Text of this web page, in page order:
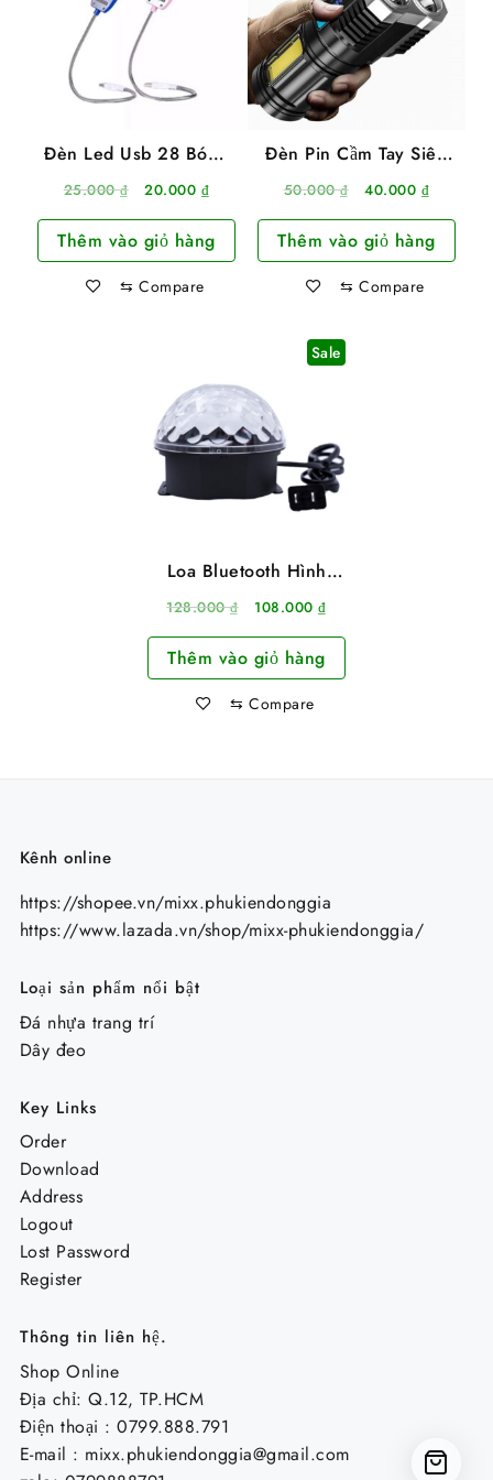
Đèn Led Usb 28 Bóng
Siêu Sáng
25.000₫
Giá
là:
25.000 ₫.
20.000 ₫Giá
tại
là:
Thêm vào giỏ hàng
⇆ Compare
Đèn Pin Cầm Tay Siêu
Sáng 4 Bóng Toma S03
50.000₫
Giá
là:
50.000 ₫.
40.000 ₫Giá
tại
là:
Thêm vào giỏ hàng
⇆ Compare
Sale
Loa Bluetooth Hình
Quả Cầu Chớp 7 Màu
Có Remote
128.000₫
Giá
là:
128.000 ₫.
108.000₫Giá
là:
Thêm vào giỏ hàng
⇆ Compare
Kênh online
https://shopee.vn/mixx.phukiendonggia
https://www.lazada.vn/shop/mixx-phukiendonggia/
Loại sản phẩm nổi bật
Đá nhựa trang trí
Dây đeo
Key Links
Order
Download
Address
Logout
Lost Password
Register
Thông tin liên hệ.
Shop Online
Địa chỉ: Q.12, TP.HCM
Điện thoại : 0799.888.791
E-mail : mixx.phukiendonggia@gmail.com